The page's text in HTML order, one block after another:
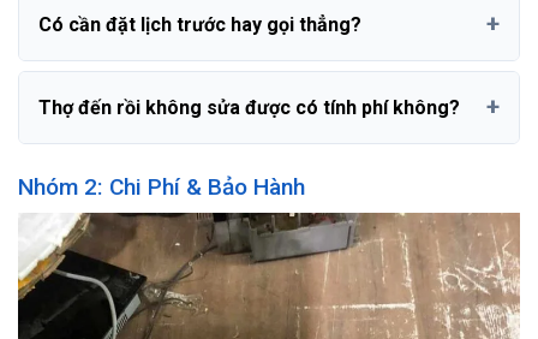
Có cần đặt lịch trước hay gọi thẳng?
Thợ đến rồi không sửa được có tính phí không?
Nhóm 2: Chi Phí & Bảo Hành